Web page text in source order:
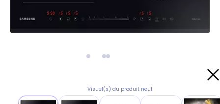
Visuel(s) du produit neuf